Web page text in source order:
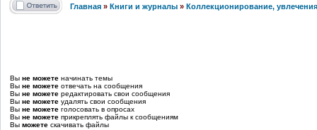
Главная » Книги и журналы » Коллекционирование,
Вы не можете начинать темы
Вы не можете отвечать на сообщения
Вы не можете редактировать свои сообщения
Вы не можете удалять свои сообщения
Вы не можете голосовать в опросах
Вы не можете прикреплять файлы к сообщениям
Вы можете скачивать файлы